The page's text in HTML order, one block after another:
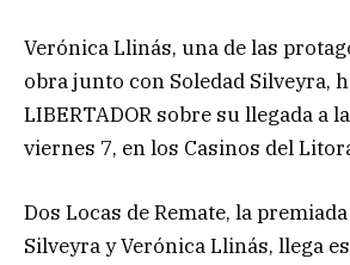
Verónica Llinás, una de las
obra junto con Soledad Silveyra,
LIBERTADOR sobre su llegada a
viernes 7, en los Casinos del
Dos Locas de Remate, la
Silveyra y Verónica Llinás, llega